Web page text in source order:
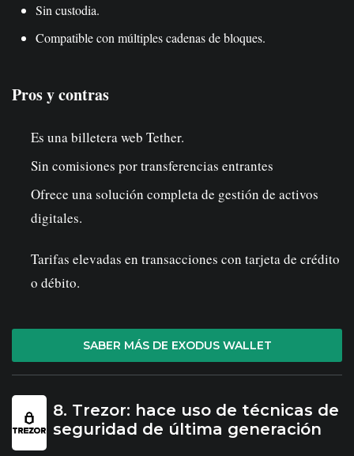
Sin custodia.
Compatible con múltiples cadenas de bloques.
Pros y contras
Es una billetera web Tether.
Sin comisiones por transferencias entrantes
Ofrece una solución completa de gestión de activos
digitales.
Tarifas elevadas en transacciones con tarjeta de crédito
o débito.
SABER MÁS DE EXODUS WALLET
8. Trezor: hace uso de técnicas de
seguridad de última generación